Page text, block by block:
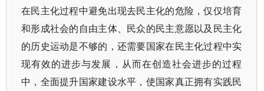
在民主化过程中避免出现去民主化的危险，仅仅培育
和形成社会的自由主体、民众的民主意愿以及民主化
的历史运动是不够的，还需要国家在民主化过程中实
现有效的进步与发展，从而在创造社会进步的过程
中，全面提升国家建设水平，使国家真正拥有实践民